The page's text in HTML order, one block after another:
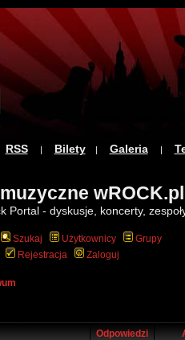
RSS| Bilety| Galeria|
wROCK.pl
Portal - dyskusje, koncerty,
Szukaj Użytkownicy
Grupy
Rejestracja
Zaloguj
Odpowiedzi